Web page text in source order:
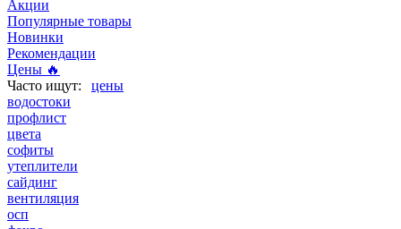
Акции
Популярные товары
Новинки
Рекомендации
Цены 🔥
цены
водостоки
профлист
цвета
софиты
утеплители
сайдинг
вентиляция
осп